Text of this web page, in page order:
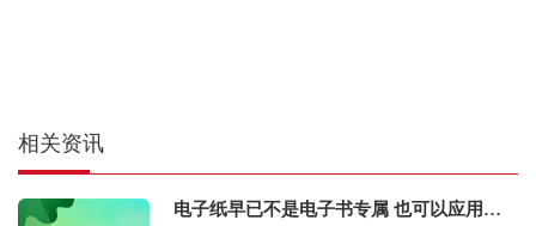
相关资讯
电子纸早已不是电子书专属 也可以应用于汽车车身